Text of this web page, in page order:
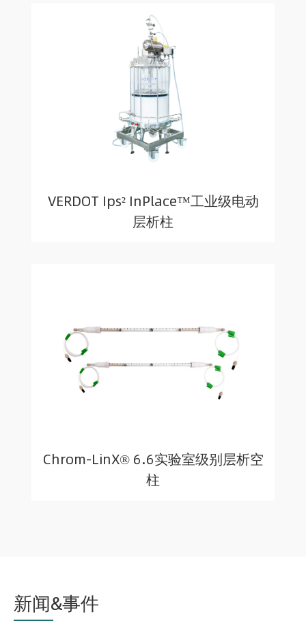
VERDOT Ips² InPlace™工业级电动
层析柱
Chrom-LinX® 6.6实验室级别层析空
柱
新闻&事件